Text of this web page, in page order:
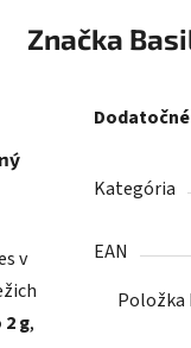
Značka
v
g,
Kategória
EAN